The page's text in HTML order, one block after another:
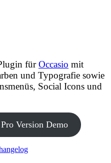
fürOccasio mit
und Typografie sowie
Social Icons und
Pro Version Demo